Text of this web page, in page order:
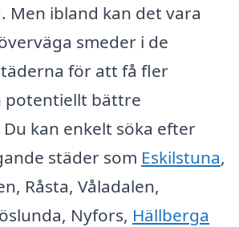
Men ibland kan det vara
smeder i de
för att få fler
potentiellt bättre
kan enkelt söka efter
städer som Eskilstuna,
Råsta, Våladalen,
Nyfors, Hällberga